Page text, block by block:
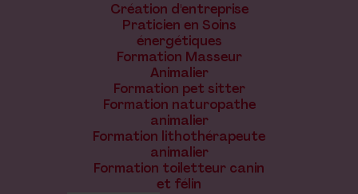
Création d'entreprise
Praticien en Soins
énergétiques
Formation Masseur
Animalier
Formation pet sitter
Formation naturopathe
animalier
Formation lithothérapeute
animalier
Formation toiletteur canin
et félin